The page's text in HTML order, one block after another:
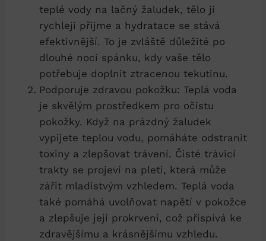
teplé vody na lačný žaludek, tělo ji
rychleji přijme a hydratace se stává
efektivnější. To je zvláště důležité po
dlouhé noci spánku, kdy vaše tělo
potřebuje doplnit ztracenou tekutinu.
Podporuje zdravou pokožku: Teplá voda
je skvělým prostředkem pro očistu
pokožky. Když na prázdný žaludek
vypijete teplou vodu, pomáháte odstranit
toxiny a zlepšovat trávení. Čisté trávicí
trakty se projeví na pleti, která může
zářit mladistvým vzhledem. Teplá voda
také pomáhá uvolňovat napětí v pokožce
a zlepšuje její prokrvení, což přispívá ke
zdravějšímu a krásnějšímu vzhledu.